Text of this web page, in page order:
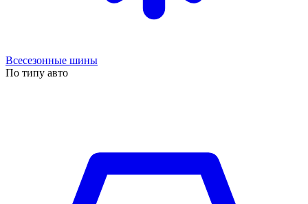
Всесезонные шины
По типу авто